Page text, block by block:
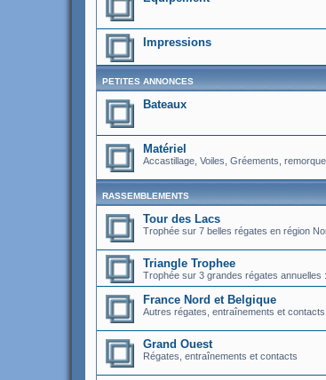
Impressions
PETITES ANNONCES
Bateaux
Matériel
Accastillage, Voiles, Gréements,
RASSEMBLEMENTS
Tour des Lacs
Trophée sur 7 belles régates en région
Triangle Trophee
Trophée sur 3 grandes régates annuelles
France Nord et Belgique
Autres régates, entraînements et contacts
Grand Ouest
Régates, entraînements et contacts